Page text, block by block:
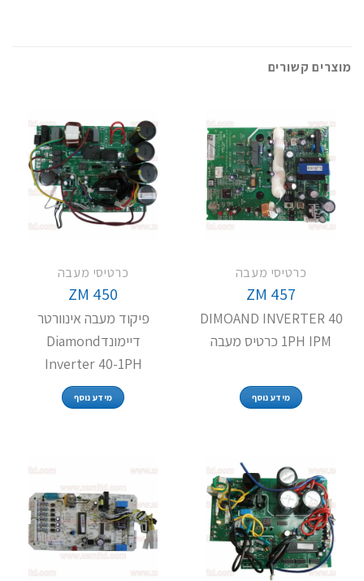
מוצרים קשורים
כרטיסי מעבה
ZM 457
DIMOAND INVERTER 40
1PH IPM כרטיס מעבה
מידע נוסף
כרטיסי מעבה
ZM 450
פיקוד מעבה אינוורטר
דיימונדDiamond
Inverter 40-1PH
מידע נוסף